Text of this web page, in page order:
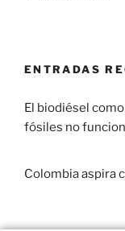
ENTRADAS
El biodiésel
fósiles no
Colombia aspira